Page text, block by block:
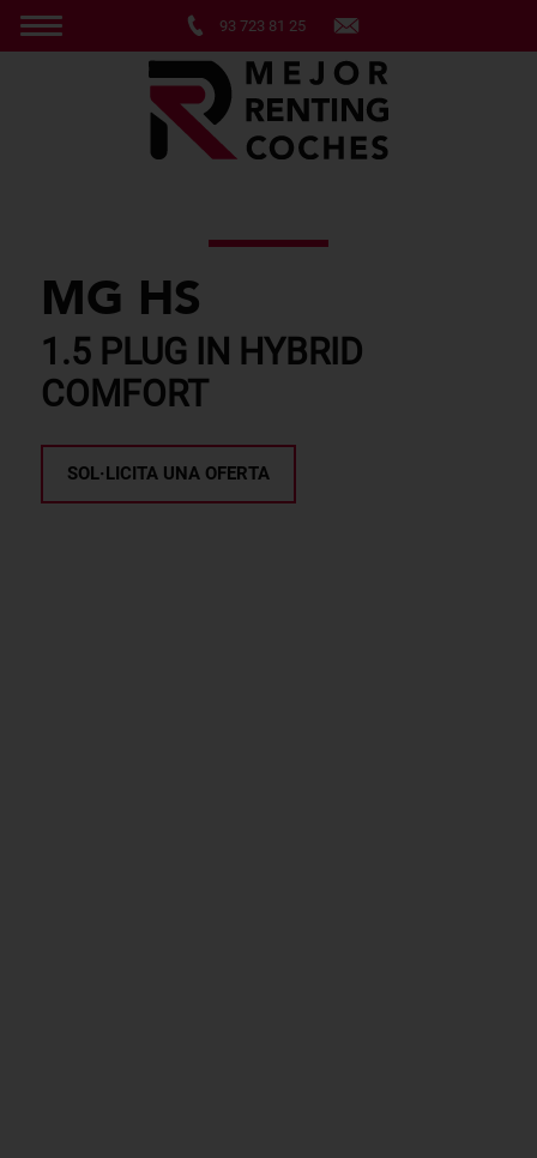
93 723 81 25
MG HS
1.5 PLUG IN HYBRID
COMFORT
SOL·LICITA UNA OFERTA